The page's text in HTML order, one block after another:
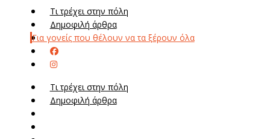
Τι τρέχει στην πόλη
Δημοφιλή άρθρα
Για γονείς που θέλουν να τα ξέρουν όλα
Τι τρέχει στην πόλη
Δημοφιλή άρθρα